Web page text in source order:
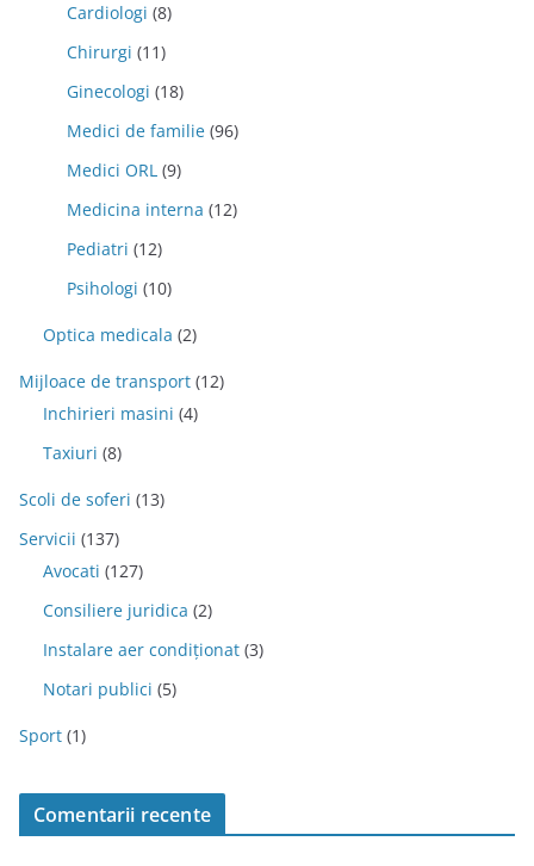
Cardiologi (8)
Chirurgi (11)
Ginecologi (18)
Medici de familie (96)
Medici ORL (9)
Medicina interna (12)
Pediatri (12)
Psihologi (10)
Optica medicala (2)
Mijloace de transport (12)
Inchirieri masini (4)
Taxiuri (8)
Scoli de soferi (13)
Servicii (137)
Avocati (127)
Consiliere juridica (2)
Instalare aer condiționat (3)
Notari publici (5)
Sport (1)
Comentarii recente